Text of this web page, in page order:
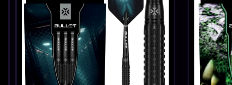
Caliburn Aetherroot
90% Tungsten -
Dartpijlen
€ 129.95
Caliburn Awakening
E.T 90% - Dartpijlen
€ 149.95